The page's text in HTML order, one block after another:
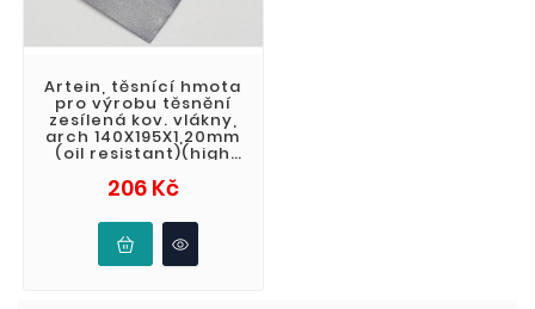
Artein, těsnící hmota
pro výrobu těsnění
zesílená kov. vlákny,
arch 140X195X1,20mm
(oil resistant)(high
206 KčCena